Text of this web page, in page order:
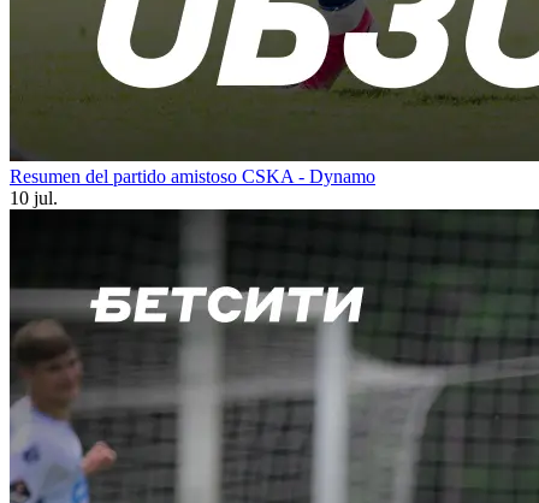
Resumen del partido amistoso CSKA - Dynamo
10 jul.